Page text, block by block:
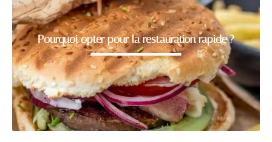
Pourquoi opter pour la restauration rapide ?